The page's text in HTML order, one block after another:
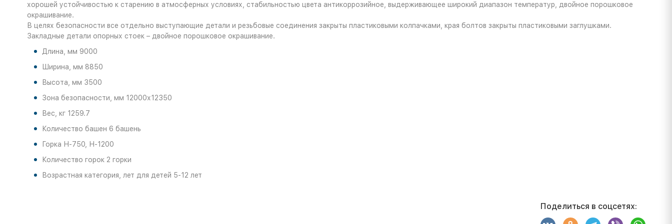
хорошей устойчивостью к старению в атмосферных условиях, стабильностью цвета антикоррозийное, выдерживающее широкий диапазон температур, двойное порошковое
окрашивание.
В целях безопасности все отдельно выступающие детали и резьбовые соединения закрыты пластиковыми колпачками, края болтов закрыты пластиковыми заглушками.
Закладные детали опорных стоек – двойное порошковое окрашивание.
Длина, мм 9000
Ширина, мм 8850
Высота, мм 3500
Зона безопасности, мм 12000х12350
Вес, кг 1259.7
Количество башен 6 башень
Горка Н-750, Н-1200
Количество горок 2 горки
Возрастная категория, лет для детей 5-12 лет
Поделиться в соцсетях: